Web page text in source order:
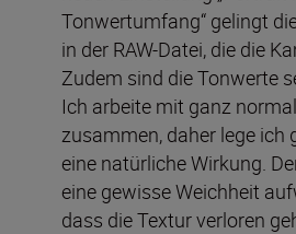
Tonwertumfang“ gelingt
in der RAW-Datei, die die
Zudem sind die Tonwerte
Ich arbeite mit ganz
zusammen, daher lege ich
eine natürliche Wirkung.
eine gewisse Weichheit
dass die Textur verloren